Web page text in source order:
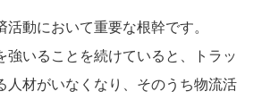
動において重要な根幹です。
強いることを続けていると、トラッ
人材がいなくなり、そのうち物流活